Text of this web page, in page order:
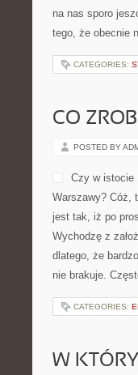
na nas sporo
tego, że obecnie
CATEGORIES:
CO
POSTED BY
Czy w istocie
Warszawy? Cóż,
jest tak, iż po
Wychodzę z
dlatego, że
nie brakuje.
CATEGORIES:
W